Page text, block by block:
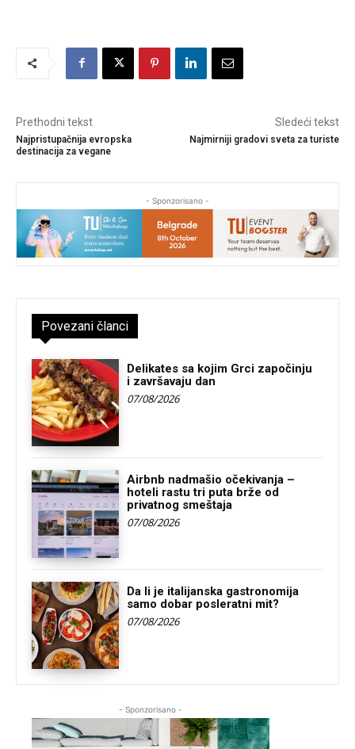
Prethodni tekst
Najpristupačnija evropska
destinacija za vegane
Sledeći tekst
Najmirniji gradovi sveta za turiste
- Sponzorisano -
Povezani članci
Delikates sa kojim Grci započinju
i završavaju dan
07/08/2026
Airbnb nadmašio očekivanja –
hoteli rastu tri puta brže od
privatnog smeštaja
07/08/2026
Da li je italijanska gastronomija
samo dobar posleratni mit?
07/08/2026
- Sponzorisano -